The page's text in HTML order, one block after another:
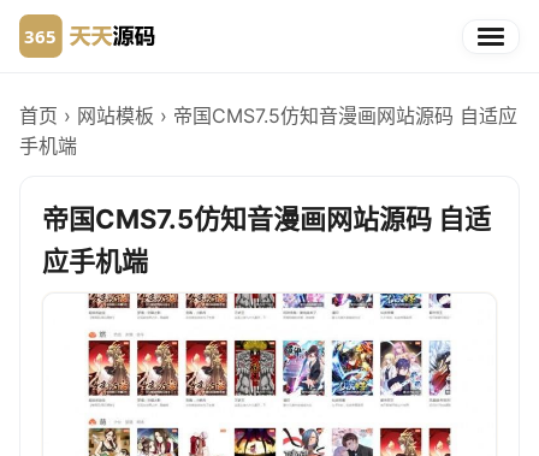
首页 › 网站模板 › 帝国CMS7.5仿知音漫画网站源码 自适应
手机端
帝国CMS7.5仿知音漫画网站源码 自适
应手机端